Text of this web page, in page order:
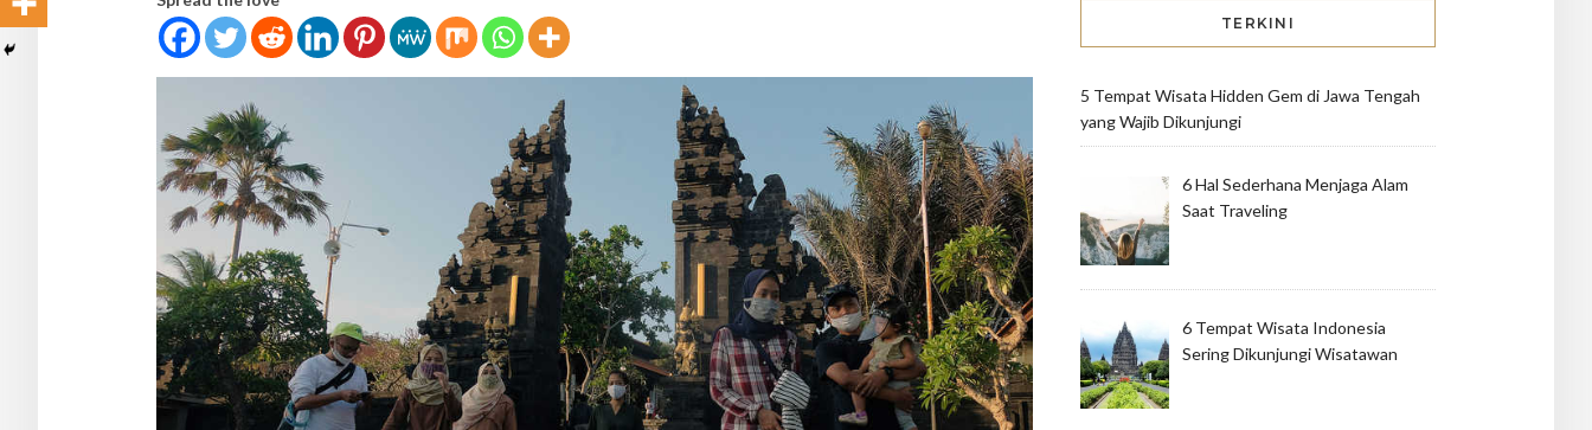
TERKINI
5 Tempat Wisata Hidden Gem di Jawa Tengah
yang Wajib Dikunjungi
6 Hal Sederhana Menjaga Alam
Saat Traveling
6 Tempat Wisata Indonesia
Sering Dikunjungi Wisatawan